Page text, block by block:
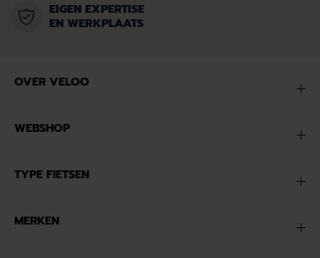
EIGEN EXPERTISE
EN WERKPLAATS
OVER VELOO
WEBSHOP
TYPE FIETSEN
MERKEN